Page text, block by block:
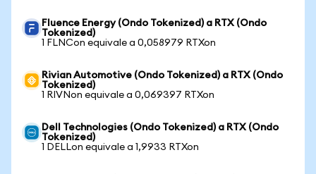
Fluence Energy (Ondo Tokenized) a RTX (Ondo
Tokenized)
1 FLNCon equivale a 0,058979 RTXon
Rivian Automotive (Ondo Tokenized) a RTX (Ondo
Tokenized)
1 RIVNon equivale a 0,069397 RTXon
Dell Technologies (Ondo Tokenized) a RTX (Ondo
Tokenized)
1 DELLon equivale a 1,9933 RTXon